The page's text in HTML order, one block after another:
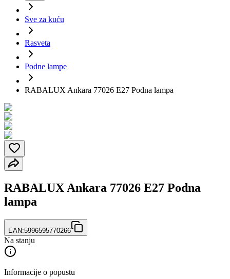
Sve za kuću
Rasveta
Podne lampe
RABALUX Ankara 77026 E27 Podna lampa
RABALUX Ankara 77026 E27 Podna
lampa
EAN:5996595770266
Na stanju
Informacije o popustu